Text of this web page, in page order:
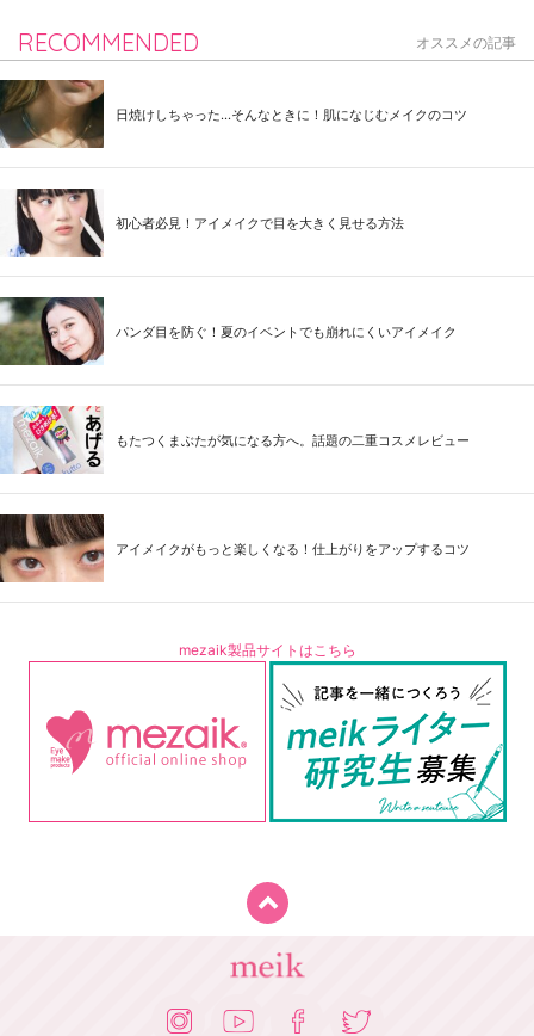
RECOMMENDED オススメの記事
日焼けしちゃった...そんなときに！肌になじむメイクのコツ
初心者必見！アイメイクで目を大きく見せる方法
パンダ目を防ぐ！夏のイベントでも崩れにくいアイメイク
もたつくまぶたが気になる方へ。話題の二重コスメレビュー
アイメイクがもっと楽しくなる！仕上がりをアップするコツ
mezaik製品サイトはこちら